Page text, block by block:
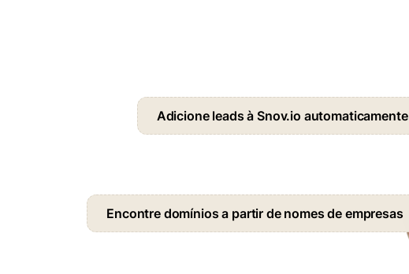
Adicione leads à Snov.io automaticamente
Encontre domínios a partir de nomes de empresas